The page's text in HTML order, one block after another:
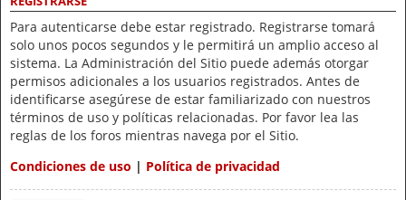
Para autenticarse debe estar registrado. Registrarse tomará
solo unos pocos segundos y le permitirá un amplio acceso al
sistema. La Administración del Sitio puede además otorgar
permisos adicionales a los usuarios registrados. Antes de
identificarse asegúrese de estar familiarizado con nuestros
términos de uso y políticas relacionadas. Por favor lea las
reglas de los foros mientras navega por el Sitio.
Condiciones de uso | Política de privacidad